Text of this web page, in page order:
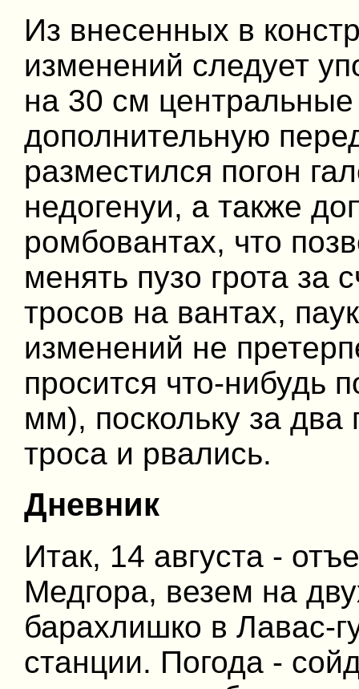
Из внесенных в
изменений следует
на 30 см центральные
дополнительную
разместился погон
недогенуи, а также
ромбовантах, что
менять пузо грота за
тросов на вантах,
изменений не
просится что-нибудь
мм), поскольку за два
троса и рвались.
Дневник
Итак, 14 августа -
Медгора, везем на
барахлишко в Лавас-
станции. Погода -